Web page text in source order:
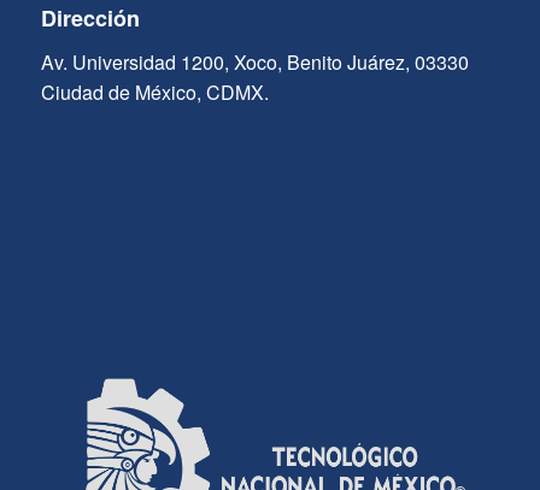
Dirección
Av. Universidad 1200, Xoco, Benito Juárez, 03330
Ciudad de México, CDMX.